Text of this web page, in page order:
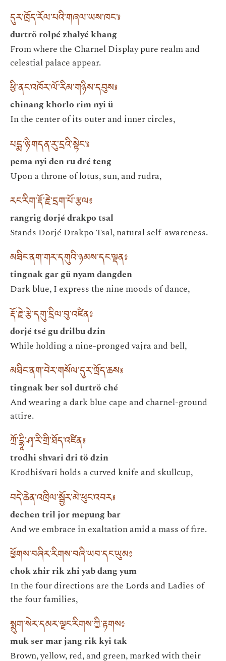
དུར་ཁྲོད་རོལ་པའི་གཞལ་ཡས་ཁང་༔
durtrö rolpé zhalyé khang
From where the Charnel Display pure realm and
celestial palace appear.
ཕྱི་ནང་འཁོར་ལོ་རིམ་གཉིས་དབུས༔
chinang khorlo rim nyi ü
In the center of its outer and inner circles,
པདྨ་ཉི་གདན་རུ་དྲའི་སྟེང་༔
pema nyi den ru dré teng
Upon a throne of lotus, sun, and rudra,
རང་རིག་རྡོ་རྗེ་དྲག་པོ་རྩལ༔
rangrig dorjé drakpo tsal
Stands Dorjé Drakpo Tsal, natural self-awareness.
མཐིང་ནག་གར་དགུའི་ཉམས་དང་ལྡན༔
tingnak gar gü nyam dangden
Dark blue, I express the nine moods of dance,
རྡོ་རྗེ་རྩེ་དགུ་དྲིལ་བུ་འཛིན༔
dorjé tsé gu drilbu dzin
While holding a nine-pronged vajra and bell,
མཐིང་ནག་བེར་གསོལ་དུར་ཁྲོད་ཆས༔
tingnak ber sol durtrö ché
And wearing a dark blue cape and charnel-ground
attire.
ཀྲོ་དྷཱི་ཤྭ་རི་གྲི་ཐོད་འཛིན༔
trodhi shvari dri tö dzin
Krodhiśvarī holds a curved knife and skullcup,
བདེ་ཆེན་འཁྲིལ་སྦྱོར་མེ་ཕུང་འབར༔
dechen tril jor mepung bar
And we embrace in exaltation amid a mass of fire.
ཕྱོགས་བཞིར་རིགས་བཞི་ཡབ་དང་ཡུམ༔
chok zhir rik zhi yab dang yum
In the four directions are the Lords and Ladies of
the four families,
སྨུག་སེར་དམར་ལྗང་རིགས་ཀྱི་རྟགས༔
muk ser mar jang rik kyi tak
Brown, yellow, red, and green, marked with their